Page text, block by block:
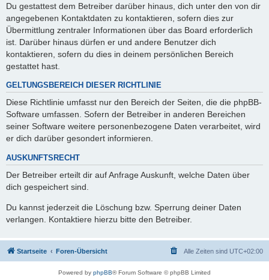
Du gestattest dem Betreiber darüber hinaus, dich unter den von dir
angegebenen Kontaktdaten zu kontaktieren, sofern dies zur
Übermittlung zentraler Informationen über das Board erforderlich
ist. Darüber hinaus dürfen er und andere Benutzer dich
kontaktieren, sofern du dies in deinem persönlichen Bereich
gestattet hast.
GELTUNGSBEREICH DIESER RICHTLINIE
Diese Richtlinie umfasst nur den Bereich der Seiten, die die phpBB-
Software umfassen. Sofern der Betreiber in anderen Bereichen
seiner Software weitere personenbezogene Daten verarbeitet, wird
er dich darüber gesondert informieren.
AUSKUNFTSRECHT
Der Betreiber erteilt dir auf Anfrage Auskunft, welche Daten über
dich gespeichert sind.
Du kannst jederzeit die Löschung bzw. Sperrung deiner Daten
verlangen. Kontaktiere hierzu bitte den Betreiber.
Startseite Foren-Übersicht Alle Zeiten sind UTC+02:00
Powered by phpBB® Forum Software © phpBB Limited